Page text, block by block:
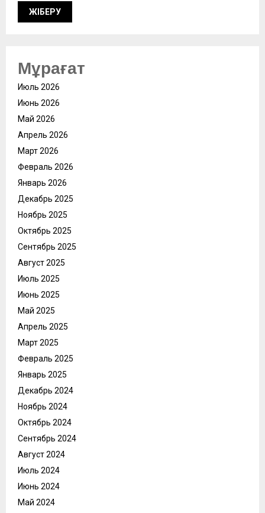
Мұрағат
Июль 2026
Июнь 2026
Май 2026
Апрель 2026
Март 2026
Февраль 2026
Январь 2026
Декабрь 2025
Ноябрь 2025
Октябрь 2025
Сентябрь 2025
Август 2025
Июль 2025
Июнь 2025
Май 2025
Апрель 2025
Март 2025
Февраль 2025
Январь 2025
Декабрь 2024
Ноябрь 2024
Октябрь 2024
Сентябрь 2024
Август 2024
Июль 2024
Июнь 2024
Май 2024